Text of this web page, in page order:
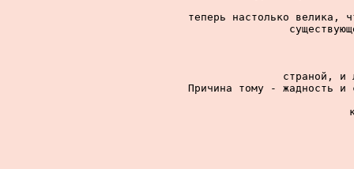
теперь настолько велика,
страной, и
Причина тому - жадность и